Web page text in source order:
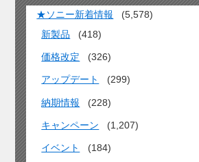
★ソニー新着情報
(5,578)
新製品
(418)
価格改定 (326)
アップデート (299)
納期情報 (228)
キャンペーン (1,207)
イベント (184)